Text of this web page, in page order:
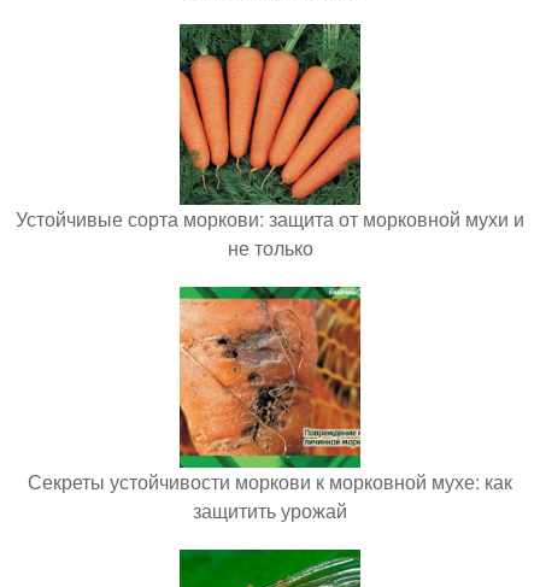
Устойчивые сорта моркови: защита от морковной мухи и
не только
Секреты устойчивости моркови к морковной мухе: как
защитить урожай